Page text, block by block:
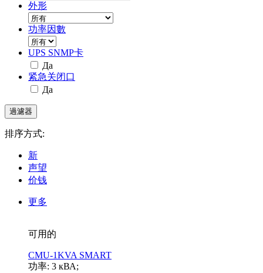
外形
功率因數
UPS SNMP卡
Да
紧急关闭口
Да
排序方式:
新
声望
价钱
更多
可用的
CMU-1KVA SMART
功率: 3 кВА;